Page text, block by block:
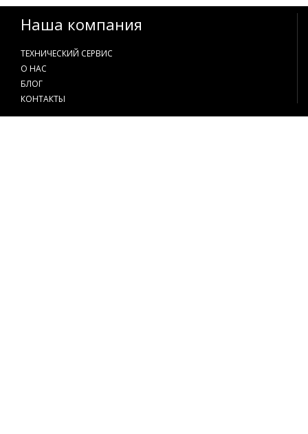
Наша компания
ТЕХНИЧЕСКИЙ СЕРВИС
О НАС
БЛОГ
КОНТАКТЫ